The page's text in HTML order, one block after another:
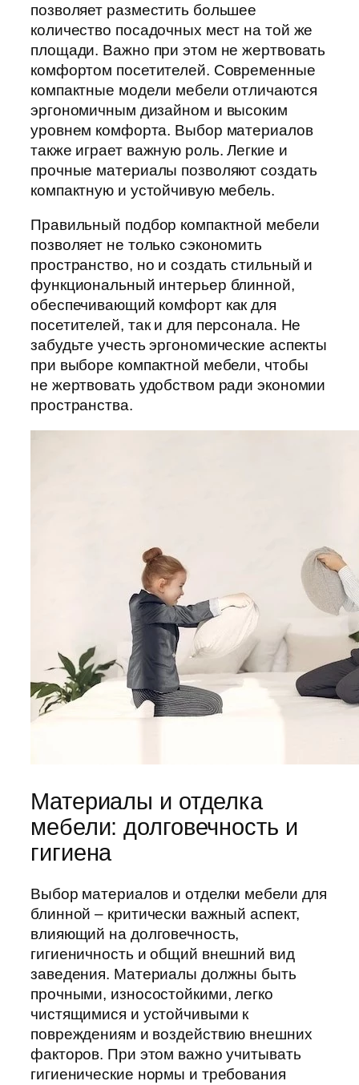
позволяет разместить большее
количество посадочных мест на той же
площади. Важно при этом не жертвовать
комфортом посетителей. Современные
компактные модели мебели отличаются
эргономичным дизайном и высоким
уровнем комфорта. Выбор материалов
также играет важную роль. Легкие и
прочные материалы позволяют создать
компактную и устойчивую мебель.
Правильный подбор компактной мебели
позволяет не только сэкономить
пространство, но и создать стильный и
функциональный интерьер блинной,
обеспечивающий комфорт как для
посетителей, так и для персонала. Не
забудьте учесть эргономические аспекты
при выборе компактной мебели, чтобы
не жертвовать удобством ради экономии
пространства.
Материалы и отделка
мебели: долговечность и
гигиена
Выбор материалов и отделки мебели для
блинной – критически важный аспект,
влияющий на долговечность,
гигиеничность и общий внешний вид
заведения. Материалы должны быть
прочными, износостойкими, легко
чистящимися и устойчивыми к
повреждениям и воздействию внешних
факторов. При этом важно учитывать
гигиенические нормы и требования